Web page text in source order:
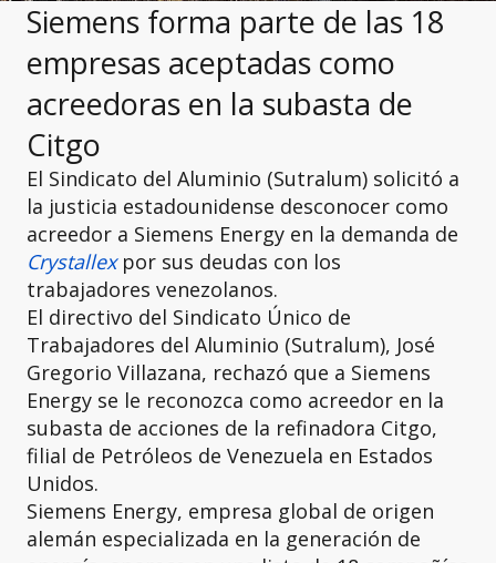
Siemens forma parte de las 18
empresas aceptadas como
acreedoras en la subasta de
Citgo
El Sindicato del Aluminio (Sutralum) solicitó a
la justicia estadounidense desconocer como
acreedor a Siemens Energy en la demanda de
Crystallexpor sus deudas con los
trabajadores venezolanos.
El directivo del Sindicato Único de
Trabajadores del Aluminio (Sutralum), José
Gregorio Villazana, rechazó que a Siemens
Energy se le reconozca como acreedor en la
subasta de acciones de la refinadora Citgo,
filial de Petróleos de Venezuela en Estados
Unidos.
Siemens Energy, empresa global de origen
alemán especializada en la generación de